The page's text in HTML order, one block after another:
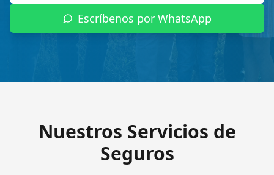
Escríbenos por WhatsApp
Nuestros Servicios de
Seguros